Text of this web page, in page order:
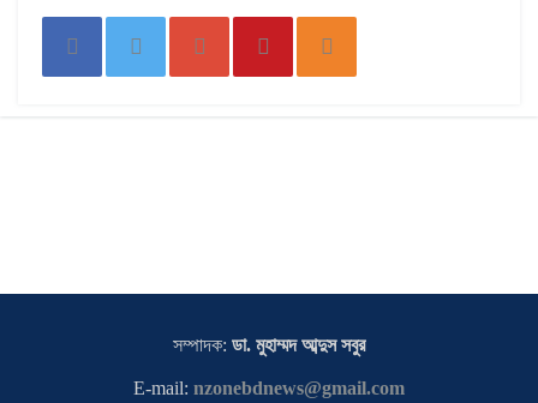
সম্পাদক: ডা. মুহাম্মদ আব্দুস সবুর
E-mail: nzonebdnews@gmail.com